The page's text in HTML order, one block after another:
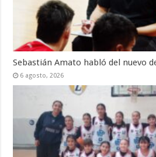
Sebastián Amato habló del nuevo
6 agosto, 2026